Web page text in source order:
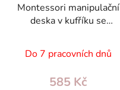
Montessori manipulační
deska v kufříku se
interaktivní hračka
18m+
Do 7 pracovních dnů
585 Kč